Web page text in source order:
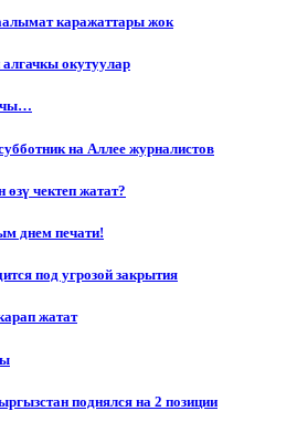
каражаттары жок
окутуулар
на Аллее журналистов
өзү чектеп жатат?
днем печати!
под угрозой закрытия
жатат
поднялся на 2 позиции